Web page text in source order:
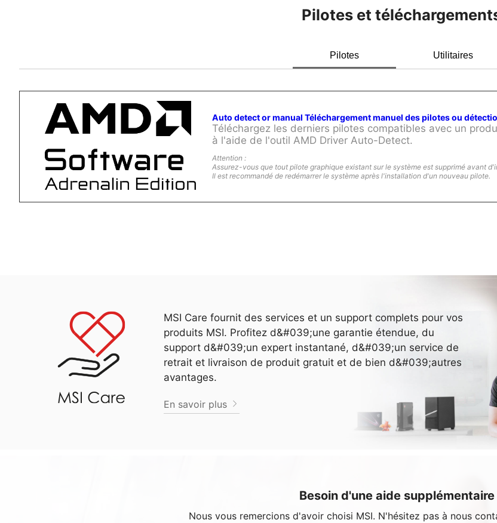
Pilotes et
Pilotes Utilitaires
Auto detect or manual Téléchargement manuel des pilotes ou
Téléchargez les derniers pilotes compatibles avec un
à l'aide de l'outil AMD Driver Auto-Detect.
Attention :
Assurez-vous que tout pilote graphique existant sur le système est supprimé avant
Il est recommandé de redémarrer le système après l'installation d'un nouveau pilote.
MSI Care fournit des services et un support complets pour vos
produits MSI. Profitez d&#039;une garantie étendue, du
support d&#039;un expert instantané, d&#039;un service de
retrait et livraison de produit gratuit et de bien d&#039;autres
avantages.
En savoir plus
Besoin d'une aide supplémentaire
Nous vous remercions d'avoir choisi MSI. N'hésitez pas à nous